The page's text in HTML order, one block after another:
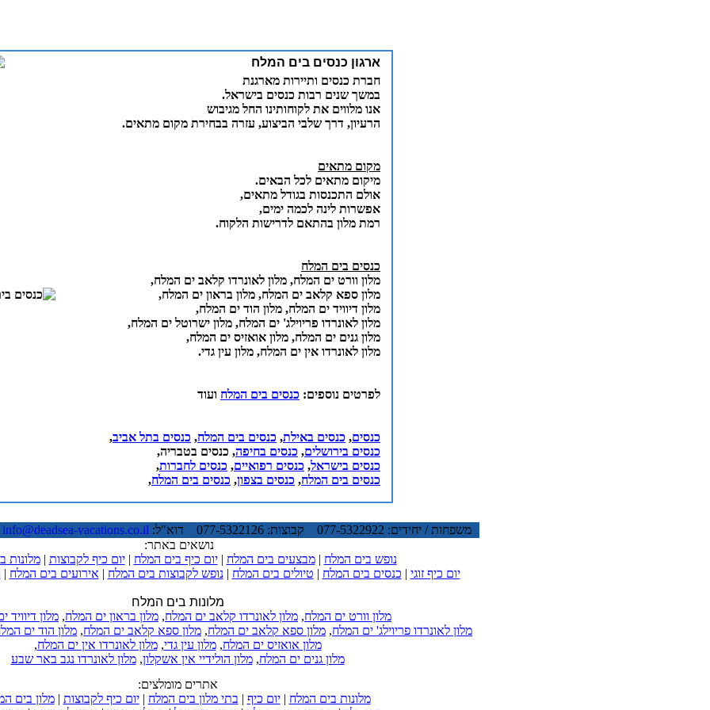
ארגון כנסים בים המלח
חברת כנסים ותיירות מארגנת
במשך שנים רבות כנסים בישראל.
אנו מלווים את לקוחותינו החל מגיבוש
הרעיון, דרך שלבי הביצוע, עזרה בבחירת מקום מתאים.
מקום מתאים
מיקום מתאים לכל הבאים.
אולם התכנסות בגודל מתאים,
אפשרות לינה לכמה ימים,
רמת מלון בהתאם לדרישות הלקוח.
כנסים בים המלח
מלון וורט ים המלח, מלון לאונרדו קלאב ים המלח,
מלון ספא קלאב ים המלח, מלון בראון ים המלח,
מלון דיוויד ים המלח, מלון הוד ים המלח,
מלון לאונרדו פריוילג' ים המלח, מלון ישרוטל ים המלח,
מלון גנים ים המלח, מלון אואזיס ים המלח,
מלון לאונרדו אין ים המלח, מלון עין גדי.
לפרטים נוספים: כנסים בים המלח ועוד
כנסים, כנסים באילת, כנסים בים המלח, כנסים בתל אביב,
כנסים בירושלים, כנסים בחיפה, כנסים בטבריה,
כנסים בישראל, כנסים רפואיים, כנסים לחברות,
כנסים בים המלח, כנסים בצפון, כנסים בים המלח,
משפחות / יחידים: 077-5322922 קבוצות: 077-5322126 דוא"ל: info@deadsea-vacations.co.il
נושאים באתר:
נופש בים המלח |מבצעים בים המלח |יום כיף בים המלח |יום כיף לקבוצות |מלונות
יום כיף זוגי | כנסים בים המלח | טיולים בים המלח |נופש לקבוצות בים המלח | אירועים בים המלח |
מלונות בים המלח
מלון וורט ים המלח, מלון לאונרדו קלאב ים המלח, מלון בראון ים המלח, מלון דיוויד
מלון לאונרדו פריוילג' ים המלח, מלון ספא קלאב ים המלח, מלון ספא קלאב ים המלח, מלון הוד ים
מלון אואזיס ים המלח,מלון עין גדי,מלון לאונרדו אין ים המלח,
מלון גנים ים המלח,מלון הולידיי אין אשקלון,מלון לאונרדו נגב באר שבע
אתרים מומלצים:
מלונות בים המלח |יום כיף | בתי מלון בים המלח |יום כיף לקבוצות |מלון בים